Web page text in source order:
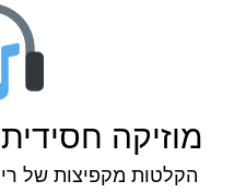
מוזיקה
הקלטות מקפיצות של